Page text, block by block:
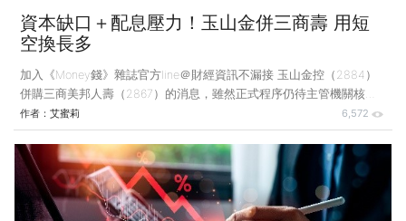
資本缺口＋配息壓力！玉山金併三商壽 用短
空換長多
加入《Money錢》雜誌官方line＠財經資訊不漏接 玉山金控（2884）
併購三商美邦人壽（2867）的消息，雖然正式程序仍待主管機關核
准，但這起交易已成為金融市場的焦點，對玉山金而言，這次併購除了
是業務版圖的延伸，也是結構性轉型的機會。 玉山金近年積極擴展事
業版圖，從銀行、證券，到併購保德信投信補齊資產管理業務，如今進
一步跨足壽險業，若順利完成整合，玉山金將擁有銀行、保險、投信3
大核心體系，資產規模也有機會突破5兆元，這是向大型金控再更邁進
的關鍵一步，只是也意味必須承擔新的財務挑戰。 第一個挑戰，是資
作者： 艾蜜莉 6,572